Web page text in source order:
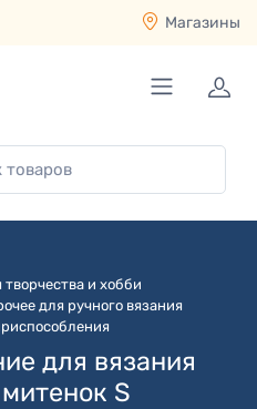
Магазины
и хобби
для ручного вязания
для вязания
S